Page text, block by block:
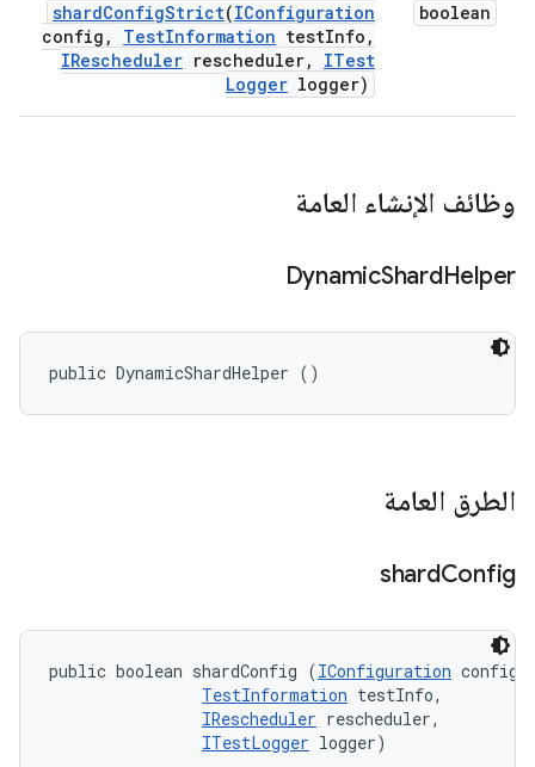
boolean
shardConfigStrict(IConfiguration
config , TestInformation testInfo ,
IRescheduler rescheduler,
ITest
Logger logger)
وظائف الإنشاء العامة
DynamicShardHelper
public DynamicShardHelper ()
الطرق العامة
shardConfig
public boolean shardConfig (IConfiguration
TestInformation testInfo,
IRescheduler rescheduler,
ITestLogger logger)